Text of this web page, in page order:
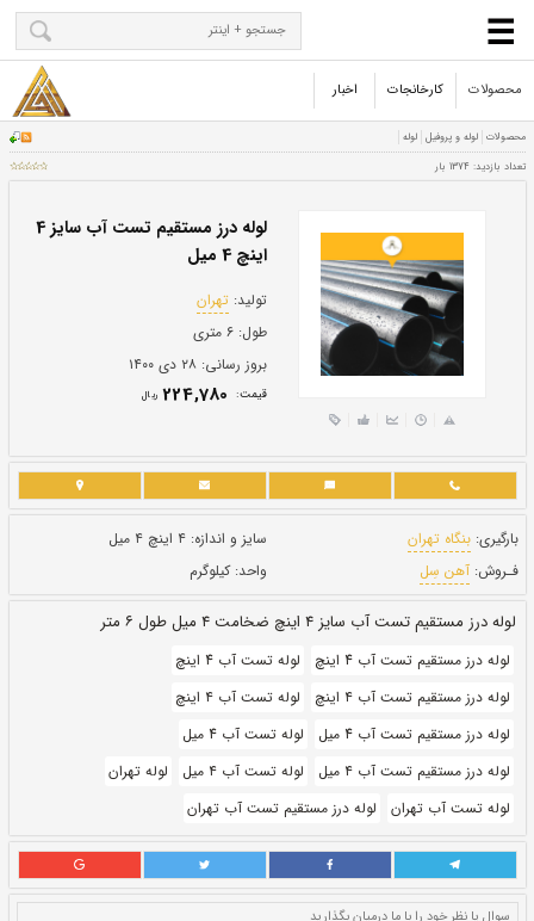
محصولات کارخانجات اخبار
اینچ 4 میل
تولید:تهران
طول:
بروز رسانی: ۲۸ دی ۱۴۰۰
قيمت: 224,780ريال
سایز و اندازه:۴ اینچ ۴ میل